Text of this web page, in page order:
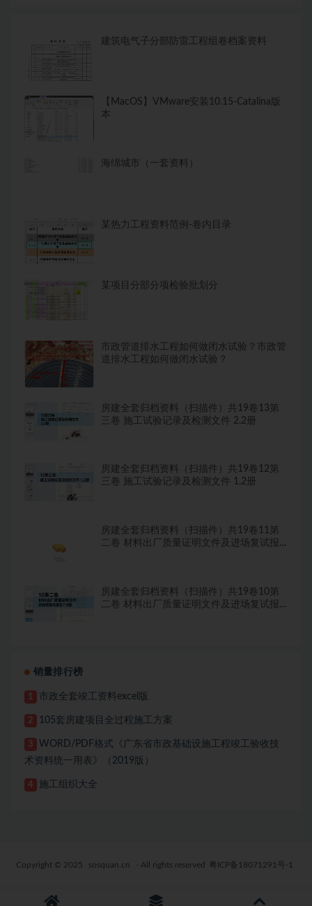
建筑电气子分部防雷工程组卷档案资料
【MacOS】VMware安装10.15-Catalina版
本
海绵城市（一套资料）
某热力工程资料范例-卷内目录
某项目分部分项检验批划分
市政管道排水工程如何做闭水试验？市政管
道排水工程如何做闭水试验？
房建全套归档资料（扫描件）共19卷13第
三卷 施工试验记录及检测文件 2.2册
房建全套归档资料（扫描件）共19卷12第
三卷 施工试验记录及检测文件 1.2册
房建全套归档资料（扫描件）共19卷11第
二卷 材料出厂质量证明文件及进场复试报
房建全套归档资料（扫描件）共19卷10第
二卷 材料出厂质量证明文件及进场复试报
销量排行榜
1 市政全套竣工资料excel版
2 105套房建项目全过程施工方案
3
WORD/PDF格式《广东省市政基础设施工程竣工验收技
术资料统一用表》（2019版）
4 施工组织大全
Copyright © 2025 sosquan.cn - All rights reserved 粤ICP备18071291号-1